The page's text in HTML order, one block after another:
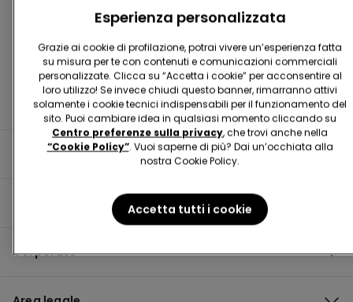
Informazioni utili
Guida al prodotto
Corporate
Esperienza personalizzata
Grazie ai cookie di profilazione, potrai vivere un’esperienza fatta
su misura per te con contenuti e comunicazioni commerciali
personalizzate. Clicca su “Accetta i cookie” per acconsentire al
loro utilizzo! Se invece chiudi questo banner, rimarranno attivi
solamente i cookie tecnici indispensabili per il funzionamento del
sito. Puoi cambiare idea in qualsiasi momento cliccando su
Centro preferenze sulla privacy, che trovi anche nella
“Cookie Policy”. Vuoi saperne di più? Dai un’occhiata alla
nostra Cookie Policy.
Accetta tutti i cookie